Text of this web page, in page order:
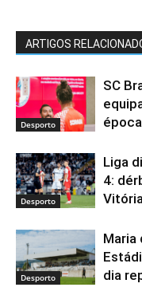
ARTIGOS
Desporto
SC
Desporto
Liga
4:
Desporto
Maria
dia